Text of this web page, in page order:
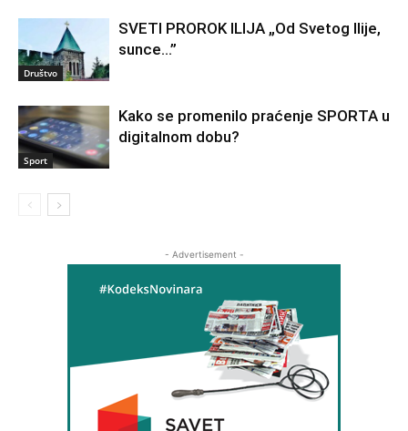
Društvo
SVETI PROROK ILIJA „Od Svetog Ilije,
sunce…”
Sport
Kako se promenilo praćenje SPORTA u
digitalnom dobu?
- Advertisement -